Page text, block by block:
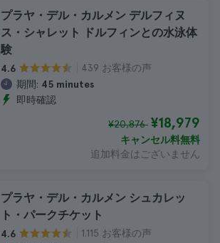
プラヤ・デル・カルメン デルフィヌ
ス・シャレット ドルフィンとの水泳体
験
4.6
439 お客様の声
期間: 45 minutes
即時確認
¥20,876 ¥18,979
キャンセル料無料
追加料金はございません
プラヤ・デル・カルメン シュカレッ
ト・パークチケット
4.6
1.115 お客様の声